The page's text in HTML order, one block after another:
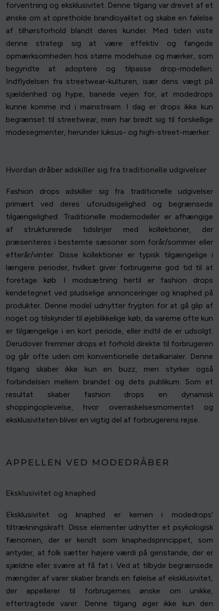
forventning og eksklusivitet. Denne tilgang var drevet af et
ønske om at opretholde brandloyalitet og skabe en følelse
af tilhørsforhold blandt deres kunder. Med tiden viste
denne strategi sig at være effektiv og fangede
opmærksomheden hos større modehuse og mærker, som
begyndte at adoptere og tilpasse drop-modellen.
Indflydelsen fra streetwear-kulturen, især dens vægt på
sjældenhed og hype, banede vejen for, at modedrops
kunne komme ind i mainstream. I dag er drops ikke kun
begrænset til streetwear, men har bredt sig til forskellige
modesegmenter, herunder luksus- og high-street-mærker.
Hvordan dråber adskiller sig fra traditionelle udgivelser
Fashion drops adskiller sig fra traditionelle udgivelser
primært ved deres uforudsigelighed og begrænsede
tilgængelighed. Traditionelle modemodeller er afhængige
af strukturerede tidslinjer med kollektioner, der
præsenteres i bestemte sæsoner som forår/sommer eller
efterår/vinter. Disse kollektioner er typisk tilgængelige i
længere perioder, hvilket giver forbrugerne god tid til at
foretage køb. I modsætning hertil er fashion drops
kendetegnet ved pludselige annonceringer og knaphed på
produkter. Denne model udnytter frygten for at gå glip af
noget og tilskynder til øjeblikkelige køb, da varerne ofte kun
er tilgængelige i en kort periode, eller indtil de er udsolgt.
Derudover fremmer drops et forhold direkte til forbrugeren
og går ofte uden om konventionelle detailkanaler. Denne
tilgang skaber ikke kun en buzz, men styrker også
forbindelsen mellem brandet og dets publikum. Som et
resultat skaber fashion drops en dynamisk
shoppingoplevelse, hvor overraskelsesmomentet og
eksklusiviteten bliver en vigtig del af forbrugerens rejse.
APPELLEN VED MODEDRÅBER
Eksklusivitet og knaphed
Eksklusivitet og knaphed er kernen i modedrops'
tiltrækningskraft. Disse elementer udnytter et psykologisk
fænomen, der er kendt som knaphedsprincippet, som
antyder, at folk sætter højere værdi på genstande, der er
sjældne eller svære at få fat i. Ved at tilbyde begrænsede
mængder af varer skaber brands en følelse af eksklusivitet,
der appellerer til forbrugernes ønske om unikke,
eftertragtede varer. Denne tilgang øger ikke kun den